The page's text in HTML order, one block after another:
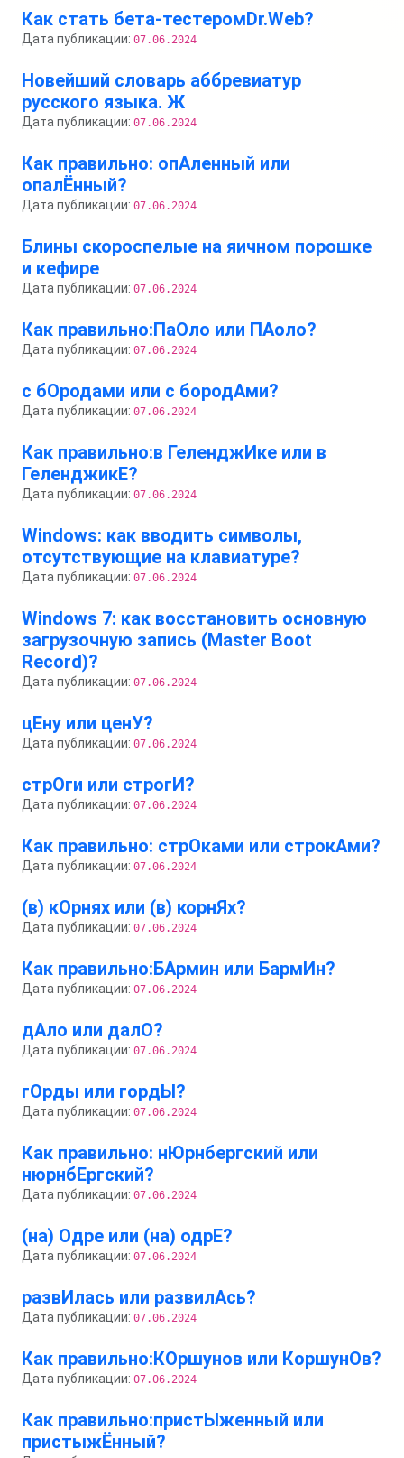
Как стать бета-тестеромDr.Web?
Дата публикации: 07.06.2024
Новейший словарь аббревиатур
русского языка. Ж
Дата публикации: 07.06.2024
Как правильно: опАленный или
опалЁнный?
Дата публикации: 07.06.2024
Блины скороспелые на яичном порошке
и кефире
Дата публикации: 07.06.2024
Как правильно:ПаОло или ПАоло?
Дата публикации: 07.06.2024
с бОродами или с бородАми?
Дата публикации: 07.06.2024
Как правильно:в ГеленджИке или в
ГеленджикЕ?
Дата публикации: 07.06.2024
Windows: как вводить символы,
отсутствующие на клавиатуре?
Дата публикации: 07.06.2024
Windows 7: как восстановить основную
загрузочную запись (Master Boot
Record)?
Дата публикации: 07.06.2024
цЕну или ценУ?
Дата публикации: 07.06.2024
стрОги или строгИ?
Дата публикации: 07.06.2024
Как правильно: стрОками или строкАми?
Дата публикации: 07.06.2024
(в) кОрнях или (в) корнЯх?
Дата публикации: 07.06.2024
Как правильно:БАрмин или БармИн?
Дата публикации: 07.06.2024
дАло или далО?
Дата публикации: 07.06.2024
гОрды или гордЫ?
Дата публикации: 07.06.2024
Как правильно: нЮрнбергский или
нюрнбЕргский?
Дата публикации: 07.06.2024
(на) Одре или (на) одрЕ?
Дата публикации: 07.06.2024
развИлась или развилАсь?
Дата публикации: 07.06.2024
Как правильно:КОршунов или КоршунОв?
Дата публикации: 07.06.2024
Как правильно:пристЫженный или
пристыжЁнный?